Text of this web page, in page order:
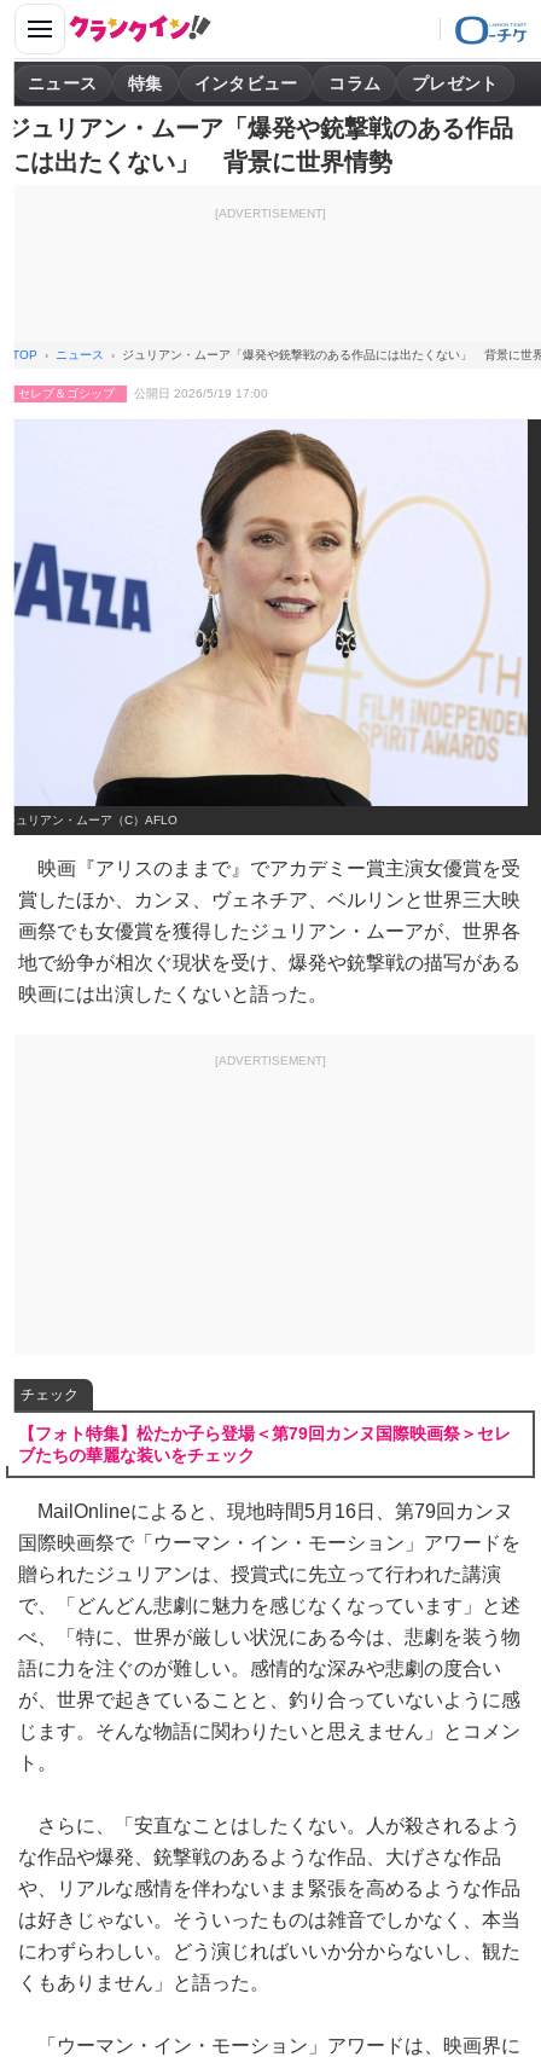
ニュース 特集 インタビュー コラム プレゼント
ジュリアン・ムーア「爆発や銃撃戦のある作品
には出たくない」 背景に世界情勢
[ADVERTISEMENT]
TOP ニュース ジュリアン・ムーア「爆発や銃撃戦のある作品には出たくない」 背景に世
セレブ＆ゴシップ 公開日 2026/5/19 17:00
ジュリアン・ムーア（C）AFLO
映画『アリスのままで』でアカデミー賞主演女優賞を受
賞したほか、カンヌ、ヴェネチア、ベルリンと世界三大映
画祭でも女優賞を獲得したジュリアン・ムーアが、世界各
地で紛争が相次ぐ現状を受け、爆発や銃撃戦の描写がある
映画には出演したくないと語った。
[ADVERTISEMENT]
チェック
【フォト特集】松たか子ら登場＜第79回カンヌ国際映画祭＞セレ
ブたちの華麗な装いをチェック
MailOnlineによると、現地時間5月16日、第79回カンヌ
国際映画祭で「ウーマン・イン・モーション」アワードを
贈られたジュリアンは、授賞式に先立って行われた講演
で、「どんどん悲劇に魅力を感じなくなっています」と述
べ、「特に、世界が厳しい状況にある今は、悲劇を装う物
語に力を注ぐのが難しい。感情的な深みや悲劇の度合い
が、世界で起きていることと、釣り合っていないように感
じます。そんな物語に関わりたいと思えません」とコメン
ト。
さらに、「安直なことはしたくない。人が殺されるよう
な作品や爆発、銃撃戦のあるような作品、大げさな作品
や、リアルな感情を伴わないまま緊張を高めるような作品
は好きじゃない。そういったものは雑音でしかなく、本当
にわずらわしい。どう演じればいいか分からないし、観た
くもありません」と語った。
「ウーマン・イン・モーション」アワードは、映画界に